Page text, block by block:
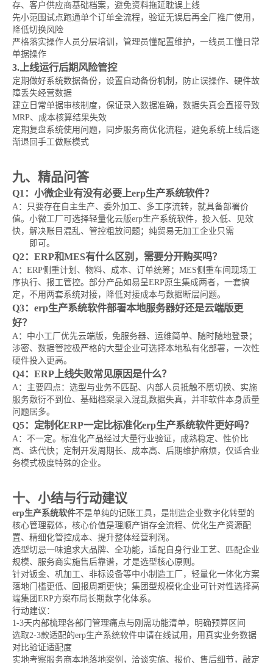
存、客户供应商基础档案，避免资料拖延耽误上线
先小范围试点跑通单个订单全流程，验证无误后再全厂推广使用，
降低切换风险
严格落实操作人员分层培训，管理员懂配置维护，一线员工懂日常
单据操作
3.上线运行后期风险管控
定期做好系统数据备份，设置自动备份机制，防止误操作、硬件故
障丢失经营数据
建立日常单据审核制度，保证录入数据准确，数据失真会直接导致
MRP、成本核算结果失效
定期复盘系统使用问题，同步服务商优化流程，避免系统上线后逐
渐退回手工做账模式
九、精品问答
Q1：小微企业有没有必要上erp生产系统软件？
A：只要存在自主生产、委外加工、多工序流转，就具备部署价
值。小微工厂可选择轻量化云版erp生产系统软件，投入低、见效
快，解决账目混乱、管控粗放问题；纯贸易无加工企业只需
即可。
Q2：ERP和MES有什么区别，需要分开购买吗？
A：ERP侧重计划、物料、成本、订单统筹；MES侧重车间现场工
序执行、报工管控。部分产品如易呈ERP原生集成两者，一套搞
定，不用两套系统对接，降低对接成本与数据断层问题。
Q3：erp生产系统软件部署本地服务器好还是云端版更
好？
A：中小工厂优先云端版，免服务器、运维简单、随时随地登录；
涉密、数据管控极严格的大型企业可选择本地私有化部署，一次性
硬件投入更高。
Q4：ERP上线失败常见原因是什么？
A：主要四点：选型与业务不匹配、内部人员抵触不愿切换、实施
服务敷衍不到位、基础档案录入混乱数据失真，并非软件本身质量
问题居多。
Q5：定制化ERP一定比标准化erp生产系统软件更好吗？
A：不一定。标准化产品经过大量行业验证，成熟稳定、性价比
高、迭代快；定制开发周期长、成本高、后期维护麻烦，仅适合业
务模式极度特殊的企业。
十、小结与行动建议
erp生产系统软件不是单纯的记账工具，是制造企业数字化转型的
核心管理载体，核心价值是理顺产销存全流程、优化生产资源配
置、精细化管控成本、提升整体经营利润。
选型切忌一味追求大品牌、全功能，适配自身行业工艺、匹配企业
规模、服务商实施售后靠谱，才是选型核心原则。
针对钣金、机加工、非标设备等中小制造工厂，轻量化一体化方案
落地门槛更低、回报周期更快；集团型规模化企业可针对性选择高
端集团ERP方案布局长期数字化体系。
行动建议：
1-3天内部梳理各部门管理痛点与刚需功能清单，明确预算区间
选取2-3款适配的erp生产系统软件申请在线试用，用真实业务数据
对比验证适配度
实地考察服务商本地落地案例，洽谈实施、报价、售后细节，敲定